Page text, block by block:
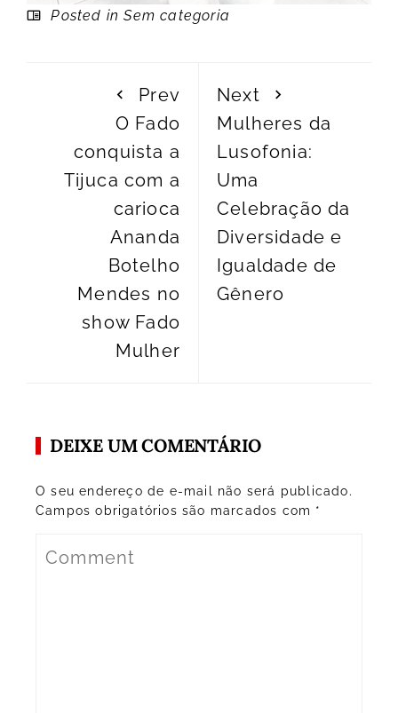
Posted in Sem categoria
Prev
O Fado
conquista a
Tijuca com a
carioca
Ananda
Botelho
Mendes no
show Fado
Mulher
Next
Mulheres da
Lusofonia:
Uma
Celebração da
Diversidade e
Igualdade de
Gênero
DEIXE UM COMENTÁRIO
O seu endereço de e-mail não será publicado.
Campos obrigatórios são marcados com *